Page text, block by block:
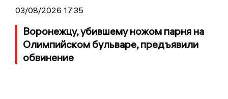
03/08/2026 17:35
Воронежцу, убившему ножом парня на
Олимпийском бульваре, предъявили
обвинение